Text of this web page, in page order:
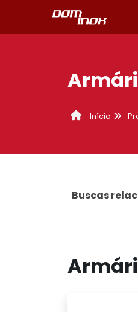
Início
Buscas